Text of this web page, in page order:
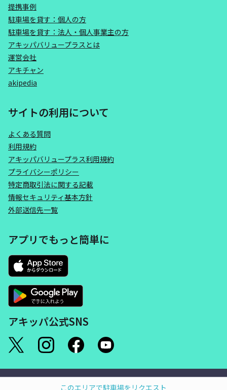
このエリアで駐車場をリクエスト
提携事例
駐車場を貸す：個人の方
駐車場を貸す：法人・個人事業主の方
アキッパバリュープラスとは
運営会社
アキチャン
akipedia
サイトの利用について
よくある質問
利用規約
アキッパバリュープラス利用規約
プライバシーポリシー
特定商取引法に関する記載
情報セキュリティ基本方針
外部送信先一覧
アプリでもっと簡単に
アキッパ公式SNS
©akippa Inc. All Rights Reserved.